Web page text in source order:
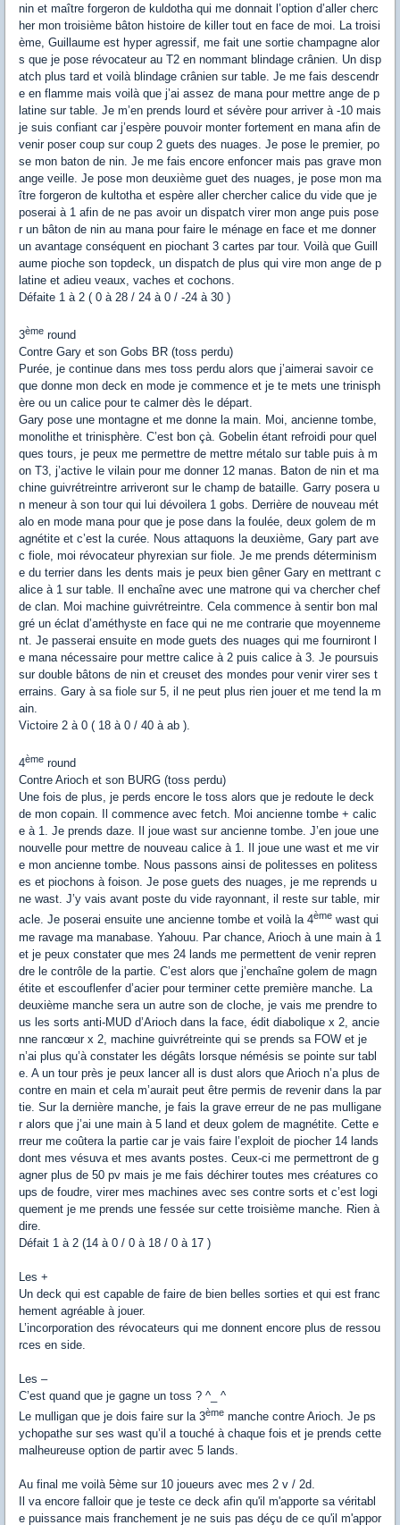
nin et maître forgeron de kuldotha qui me donnait l’option d’aller cherc
her mon troisième bâton histoire de killer tout en face de moi. La troisi
ème, Guillaume est hyper agressif, me fait une sortie champagne alor
s que je pose révocateur au T2 en nommant blindage crânien. Un disp
atch plus tard et voilà blindage crânien sur table. Je me fais descendr
e en flamme mais voilà que j’ai assez de mana pour mettre ange de p
latine sur table. Je m’en prends lourd et sévère pour arriver à -10 mais
je suis confiant car j’espère pouvoir monter fortement en mana afin de
venir poser coup sur coup 2 guets des nuages. Je pose le premier, po
se mon baton de nin. Je me fais encore enfoncer mais pas grave mon
ange veille. Je pose mon deuxième guet des nuages, je pose mon ma
ître forgeron de kultotha et espère aller chercher calice du vide que je
poserai à 1 afin de ne pas avoir un dispatch virer mon ange puis pose
r un bâton de nin au mana pour faire le ménage en face et me donner
un avantage conséquent en piochant 3 cartes par tour. Voilà que Guill
aume pioche son topdeck, un dispatch de plus qui vire mon ange de p
latine et adieu veaux, vaches et cochons.
Défaite 1 à 2 ( 0 à 28 / 24 à 0 / -24 à 30 )
3ème round
Contre Gary et son Gobs BR (toss perdu)
Purée, je continue dans mes toss perdu alors que j’aimerai savoir ce
que donne mon deck en mode je commence et je te mets une trinisph
ère ou un calice pour te calmer dès le départ.
Gary pose une montagne et me donne la main. Moi, ancienne tombe,
monolithe et trinisphère. C’est bon çà. Gobelin étant refroidi pour quel
ques tours, je peux me permettre de mettre métalo sur table puis à m
on T3, j’active le vilain pour me donner 12 manas. Baton de nin et ma
chine guivrétreintre arriveront sur le champ de bataille. Garry posera u
n meneur à son tour qui lui dévoilera 1 gobs. Derrière de nouveau mét
alo en mode mana pour que je pose dans la foulée, deux golem de m
agnétite et c’est la curée. Nous attaquons la deuxième, Gary part ave
c fiole, moi révocateur phyrexian sur fiole. Je me prends déterminism
e du terrier dans les dents mais je peux bien gêner Gary en mettrant c
alice à 1 sur table. Il enchaîne avec une matrone qui va chercher chef
de clan. Moi machine guivrétreintre. Cela commence à sentir bon mal
gré un éclat d’améthyste en face qui ne me contrarie que moyenneme
nt. Je passerai ensuite en mode guets des nuages qui me fourniront l
e mana nécessaire pour mettre calice à 2 puis calice à 3. Je poursuis
sur double bâtons de nin et creuset des mondes pour venir virer ses t
errains. Gary à sa fiole sur 5, il ne peut plus rien jouer et me tend la m
ain.
Victoire 2 à 0 ( 18 à 0 / 40 à ab ).
4ème round
Contre Arioch et son BURG (toss perdu)
Une fois de plus, je perds encore le toss alors que je redoute le deck
de mon copain. Il commence avec fetch. Moi ancienne tombe + calic
e à 1. Je prends daze. Il joue wast sur ancienne tombe. J’en joue une
nouvelle pour mettre de nouveau calice à 1. Il joue une wast et me vir
e mon ancienne tombe. Nous passons ainsi de politesses en politess
es et piochons à foison. Je pose guets des nuages, je me reprends u
ne wast. J’y vais avant poste du vide rayonnant, il reste sur table, mir
acle. Je poserai ensuite une ancienne tombe et voilà la 4ème wast qui
me ravage ma manabase. Yahouu. Par chance, Arioch à une main à 1
et je peux constater que mes 24 lands me permettent de venir repren
dre le contrôle de la partie. C’est alors que j’enchaîne golem de magn
étite et escouflenfer d’acier pour terminer cette première manche. La
deuxième manche sera un autre son de cloche, je vais me prendre to
us les sorts anti-MUD d’Arioch dans la face, édit diabolique x 2, ancie
nne rancœur x 2, machine guivrétreinte qui se prends sa FOW et je
n’ai plus qu’à constater les dégâts lorsque némésis se pointe sur tabl
e. A un tour près je peux lancer all is dust alors que Arioch n’a plus de
contre en main et cela m’aurait peut être permis de revenir dans la par
tie. Sur la dernière manche, je fais la grave erreur de ne pas mulligane
r alors que j’ai une main à 5 land et deux golem de magnétite. Cette e
rreur me coûtera la partie car je vais faire l’exploit de piocher 14 lands
dont mes vésuva et mes avants postes. Ceux-ci me permettront de g
agner plus de 50 pv mais je me fais déchirer toutes mes créatures co
ups de foudre, virer mes machines avec ses contre sorts et c’est logi
quement je me prends une fessée sur cette troisième manche. Rien à
dire.
Défait 1 à 2 (14 à 0 / 0 à 18 / 0 à 17 )
Les +
Un deck qui est capable de faire de bien belles sorties et qui est franc
hement agréable à jouer.
L’incorporation des révocateurs qui me donnent encore plus de ressou
rces en side.
Les –
C’est quand que je gagne un toss ? ^_ ^
Le mulligan que je dois faire sur la 3ème manche contre Arioch. Je ps
ychopathe sur ses wast qu’il a touché à chaque fois et je prends cette
malheureuse option de partir avec 5 lands.
Au final me voilà 5ème sur 10 joueurs avec mes 2 v / 2d.
Il va encore falloir que je teste ce deck afin qu'il m'apporte sa véritabl
e puissance mais franchement je ne suis pas déçu de ce qu'il m'appor